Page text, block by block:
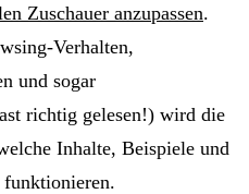
Zuschauer anzupassen.
Verhalten,
und sogar
richtig gelesen!) wird die
Inhalte, Beispiele und
funktionieren.